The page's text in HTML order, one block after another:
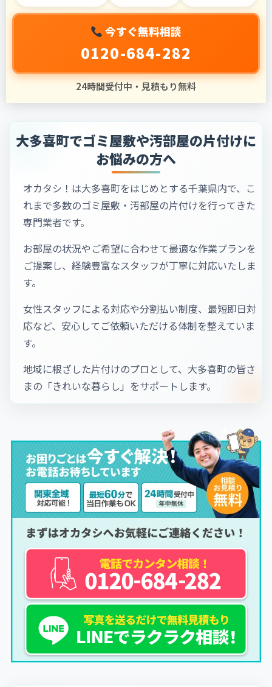
今すぐ無料相談
0120-684-282
24時間受付中・見積もり無料
大多喜町でゴミ屋敷や汚部屋の片付けに
お悩みの方へ
オカタシ！は大多喜町をはじめとする千葉県内で、こ
れまで多数のゴミ屋敷・汚部屋の片付けを行ってきた
専門業者です。
お部屋の状況やご希望に合わせて最適な作業プランを
ご提案し、経験豊富なスタッフが丁寧に対応いたしま
す。
女性スタッフによる対応や分割払い制度、最短即日対
応など、安心してご依頼いただける体制を整えていま
す。
地域に根ざした片付けのプロとして、大多喜町の皆さ
まの「きれいな暮らし」をサポートします。